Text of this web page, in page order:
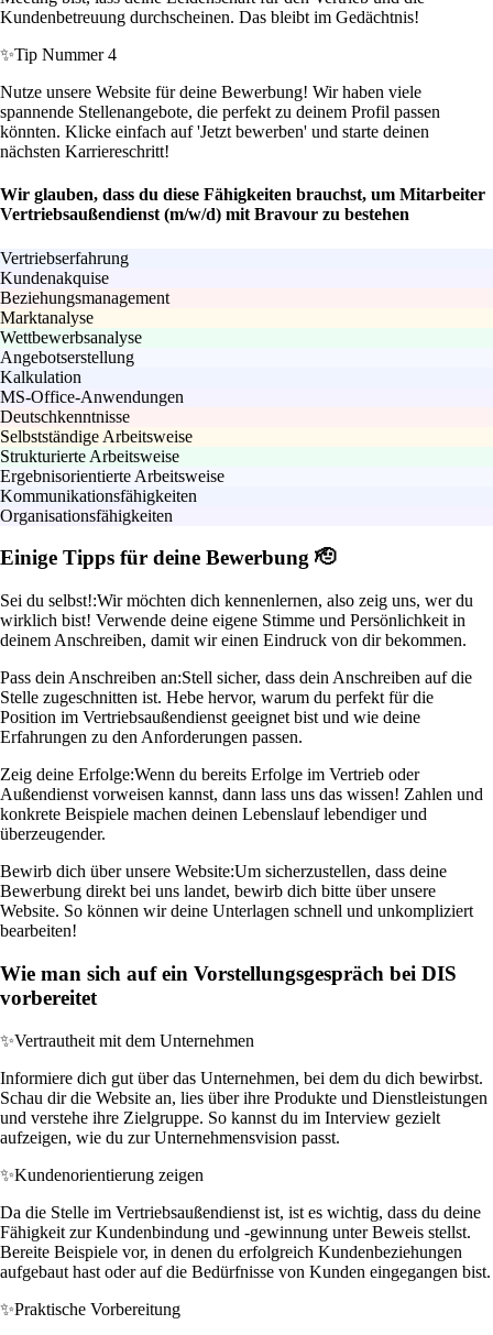
Kundenbetreuung durchscheinen. Das bleibt im Gedächtnis!
✨Tip Nummer 4
Nutze unsere Website für deine Bewerbung! Wir haben viele
spannende Stellenangebote, die perfekt zu deinem Profil passen
könnten. Klicke einfach auf 'Jetzt bewerben' und starte deinen
nächsten Karriereschritt!
Wir glauben, dass du diese Fähigkeiten brauchst, um Mitarbeiter
Vertriebsaußendienst (m/w/d) mit Bravour zu bestehen
Vertriebserfahrung
Kundenakquise
Beziehungsmanagement
Marktanalyse
Wettbewerbsanalyse
Angebotserstellung
Kalkulation
MS-Office-Anwendungen
Deutschkenntnisse
Selbstständige Arbeitsweise
Strukturierte Arbeitsweise
Ergebnisorientierte Arbeitsweise
Kommunikationsfähigkeiten
Organisationsfähigkeiten
Einige Tipps für deine Bewerbung 🫡
Sei du selbst!:Wir möchten dich kennenlernen, also zeig uns, wer du
wirklich bist! Verwende deine eigene Stimme und Persönlichkeit in
deinem Anschreiben, damit wir einen Eindruck von dir bekommen.
Pass dein Anschreiben an:Stell sicher, dass dein Anschreiben auf die
Stelle zugeschnitten ist. Hebe hervor, warum du perfekt für die
Position im Vertriebsaußendienst geeignet bist und wie deine
Erfahrungen zu den Anforderungen passen.
Zeig deine Erfolge:Wenn du bereits Erfolge im Vertrieb oder
Außendienst vorweisen kannst, dann lass uns das wissen! Zahlen und
konkrete Beispiele machen deinen Lebenslauf lebendiger und
überzeugender.
Bewirb dich über unsere Website:Um sicherzustellen, dass deine
Bewerbung direkt bei uns landet, bewirb dich bitte über unsere
Website. So können wir deine Unterlagen schnell und unkompliziert
bearbeiten!
Wie man sich auf ein Vorstellungsgespräch bei DIS
vorbereitet
✨Vertrautheit mit dem Unternehmen
Informiere dich gut über das Unternehmen, bei dem du dich bewirbst.
Schau dir die Website an, lies über ihre Produkte und Dienstleistungen
und verstehe ihre Zielgruppe. So kannst du im Interview gezielt
aufzeigen, wie du zur Unternehmensvision passt.
✨Kundenorientierung zeigen
Da die Stelle im Vertriebsaußendienst ist, ist es wichtig, dass du deine
Fähigkeit zur Kundenbindung und -gewinnung unter Beweis stellst.
Bereite Beispiele vor, in denen du erfolgreich Kundenbeziehungen
aufgebaut hast oder auf die Bedürfnisse von Kunden eingegangen bist.
✨Praktische Vorbereitung